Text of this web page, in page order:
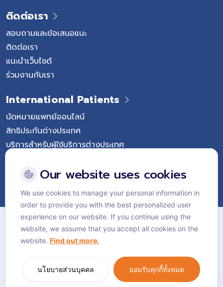
ติดต่อเรา
สอบถามและข้อเสนอแนะ
ติดต่อเรา
แนะนำเว็บไซต์
ร่วมงานกับเรา
International Patients
นัดหมายแพทย์ออนไลน์
สิทธิประกันต่างประเทศ
บริการสำหรับผู้ใช้บริการต่างประเทศ
Follow Vejthani International Hospital
แผนผังเว็บไซต์
นโยบายส่วนบุคคล
© Vejthani International Hospital | JCI Accredited
Language:
Our website uses cookies
We use cookies to manage your personal information in
order to provide you with the best personalized user
experience on our website. If you continue using the
website, we assume that you accept all cookies on the
website. Find out more.
ยอมรับคุกกี้ทั้งหมด
นโยบายส่วนบุคคล